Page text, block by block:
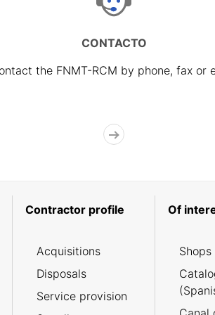
CONTACTO
the FNMT-RCM by phone, fax or
Contractor profile
Acquisitions
Disposals
Service provision
Of
Shops